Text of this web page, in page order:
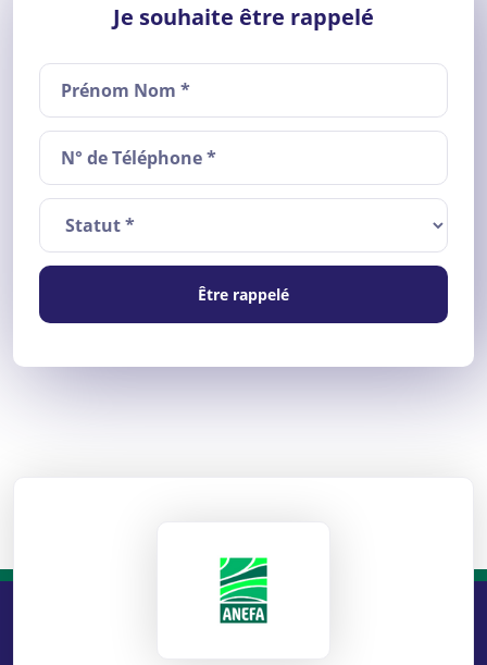
Je souhaite être rappelé
Être rappelé